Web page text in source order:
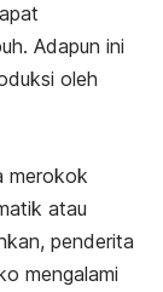
Adapun ini
oleh
merokok
atau
penderita
mengalami